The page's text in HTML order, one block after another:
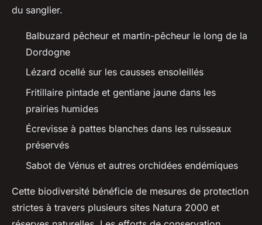
du sanglier.
Balbuzard pêcheur et martin-pêcheur le long de la
Dordogne
Lézard ocellé sur les causses ensoleillés
Fritillaire pintade et gentiane jaune dans les
prairies humides
Écrevisse à pattes blanches dans les ruisseaux
préservés
Sabot de Vénus et autres orchidées endémiques
Cette biodiversité bénéficie de mesures de protection
strictes à travers plusieurs sites Natura 2000 et